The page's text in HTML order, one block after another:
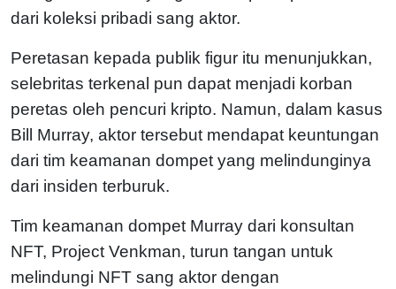
dari koleksi pribadi sang aktor.
Peretasan kepada publik figur itu menunjukkan,
selebritas terkenal pun dapat menjadi korban
peretas oleh pencuri kripto. Namun, dalam kasus
Bill Murray, aktor tersebut mendapat keuntungan
dari tim keamanan dompet yang melindunginya
dari insiden terburuk.
Tim keamanan dompet Murray dari konsultan
NFT, Project Venkman, turun tangan untuk
melindungi NFT sang aktor dengan